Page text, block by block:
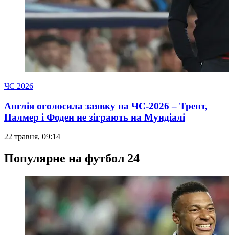
ЧС 2026
Англія оголосила заявку на ЧС-2026 – Трент,
Палмер і Фоден не зіграють на Мундіалі
22 травня, 09:14
Популярне на футбол 24